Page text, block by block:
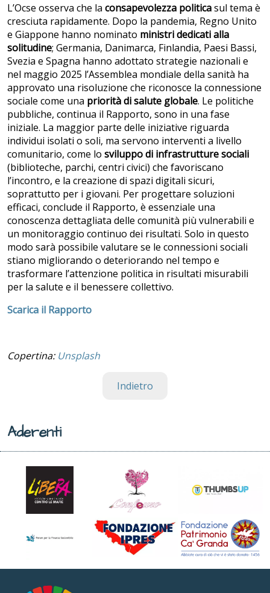
L’Ocse osserva che la consapevolezza politicasul tema è
cresciuta rapidamente. Dopo la pandemia, Regno Unito
e Giappone hanno nominato ministri dedicati alla
solitudine; Germania, Danimarca, Finlandia, Paesi Bassi,
Svezia e Spagna hanno adottato strategie nazionali e
nel maggio 2025 l’Assemblea mondiale della sanità ha
approvato una risoluzione che riconosce la connessione
sociale come una priorità di salute globale. Le politiche
pubbliche, continua il Rapporto, sono in una fase
iniziale. La maggior parte delle iniziative riguarda
individui isolati o soli, ma servono interventi a livello
comunitario, come lo sviluppo di infrastrutture sociali
(biblioteche, parchi, centri civici) che favoriscano
l’incontro, e la creazione di spazi digitali sicuri,
soprattutto per i giovani. Per progettare soluzioni
efficaci, conclude il Rapporto, è essenziale una
conoscenza dettagliata delle comunità più vulnerabili e
un monitoraggio continuo dei risultati. Solo in questo
modo sarà possibile valutare se le connessioni sociali
stiano migliorando o deteriorando nel tempo e
trasformare l’attenzione politica in risultati misurabili
per la salute e il benessere collettivo.
Scarica il Rapporto
Copertina: Unsplash
Indietro
Aderenti